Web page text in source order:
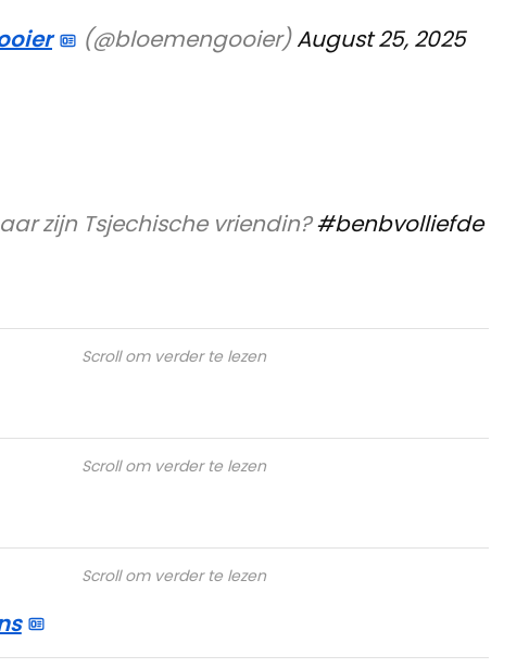
(@bloemengooier)August 25, 2025
zijn Tsjechische vriendin?#benbvolliefde
Scroll om verder te lezen
Scroll om verder te lezen
Scroll om verder te lezen